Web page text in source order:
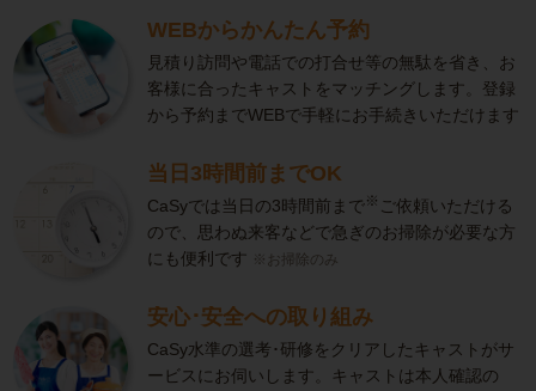
WEBからかんたん予約
見積り訪問や電話での打合せ等の無駄を省き、お
客様に合ったキャストをマッチングします。登録
から予約までWEBで手軽にお手続きいただけます
当日3時間前までOK
CaSyでは当日の3時間前まで※ ご依頼いただける
ので、思わぬ来客などで急ぎのお掃除が必要な方
にも便利です ※お掃除のみ
安心･安全への取り組み
CaSy水準の選考･研修をクリアしたキャストがサ
ービスにお伺いします。キャストは本人確認の